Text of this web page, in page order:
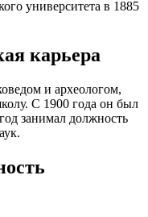
университета в 1885
карьера
и археологом,
С 1900 года он был
занимал должность